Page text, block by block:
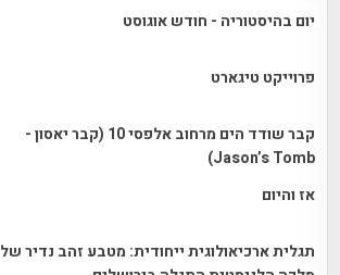
יום בהיסטוריה - חודש אוגוסט
פרוייקט טיגארט
קבר שודד הים מרחוב אלפסי 10 (קבר יאסון -
Jason’s Tomb)
אז והיום
תגלית ארכיאולוגית ייחודית: מטבע זהב נדיר של